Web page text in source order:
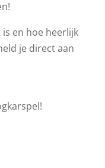
en hoe heerlijk
je direct aan